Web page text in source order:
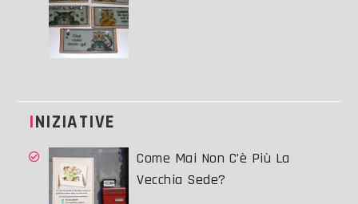
INIZIATIVE
Come Mai Non C’è Più La
Vecchia Sede?